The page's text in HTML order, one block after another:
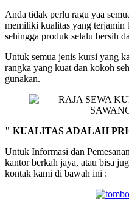
Anda tidak perlu ragu yaa
memiliki kualitas yang terjamin
sehingga produk selalu bersih
Untuk semua jenis kursi yang
rangka yang kuat dan kokoh
gunakan.
" KUALITAS ADALAH
Untuk Informasi dan
kantor berkah jaya, atau bisa
kontak kami di bawah ini :